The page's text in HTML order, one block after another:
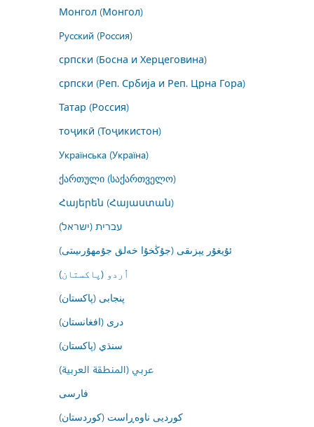
Монгол (Монгол)
Русский (Россия)
српски (Босна и Херцеговина)
српски (Реп. Србија и Реп. Црна Гора)
Татар (Россия)
тоҷикӣ (Тоҷикистон)
Українська (Україна)
ქართული (საქართველო)
Հայերեն (Հայաստան)
עברית (ישראל)
ئۇيغۇر يېزىقى (جۇڭخۇا خەلق جۇمھۇرىيىتى)
اُردو (پاکستان)
پنجابی (پاکستان)
درى (افغانستان)
سنڌي (پاکستان)
عربي (المنطقة العربية)
فارسى
کوردیی ناوەڕاست (کوردستان)